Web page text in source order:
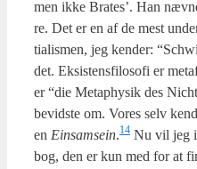
men ikke Bra­tes’. Han
re. Det er en af de mest
ti­a­lis­men, jeg ken­der:
det. Eksi­stens­fi­lo­so­fi er
er “die Metap­hy­sik des
bevid­ste om. Vores selv
en Ein­sam­se­in.14 Nu vil jeg
bog, den er kun med for at